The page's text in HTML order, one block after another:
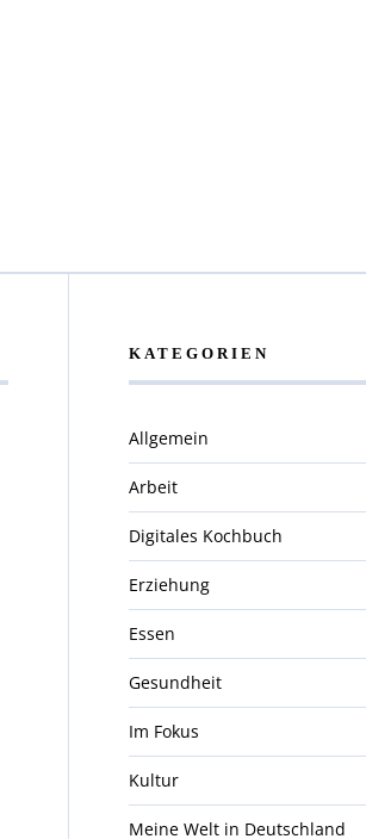
KATEGORIEN
Allgemein
Arbeit
Digitales Kochbuch
Erziehung
Essen
Gesundheit
Im Fokus
Kultur
Meine Welt in Deutschland